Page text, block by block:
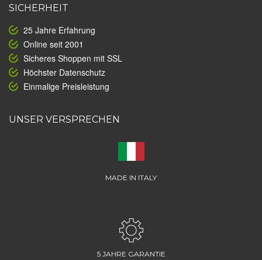
SICHERHEIT
25 Jahre Erfahrung
Online seit 2001
Sicheres Shoppen mit SSL
Höchster Datenschutz
Einmalige Preisleistung
UNSER VERSPRECHEN
MADE IN ITALY
5 JAHRE GARANTIE